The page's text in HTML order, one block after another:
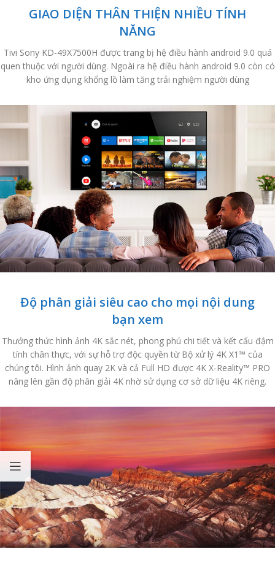
GIAO DIỆN THÂN THIỆN NHIỀU TÍNH
NĂNG
Tivi Sony KD-49X7500H được trang bị hệ điều hành android 9.0 quá
quen thuộc với người dùng. Ngoài ra hệ điều hành android 9.0 còn có
kho ứng dụng khổng lồ làm tăng trải nghiệm người dùng
Độ phân giải siêu cao cho mọi nội dung
bạn xem
Thưởng thức hình ảnh 4K sắc nét, phong phú chi tiết và kết cấu đậm
tính chân thực, với sự hỗ trợ độc quyền từ Bộ xử lý 4K X1™ của
chúng tôi. Hình ảnh quay 2K và cả Full HD được 4K X-Reality™ PRO
nâng lên gần độ phân giải 4K nhờ sử dụng cơ sở dữ liệu 4K riêng.